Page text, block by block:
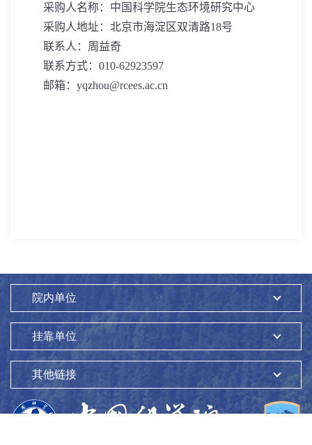
采购人名称：中国科学院生态环境研究中心
采购人地址：北京市海淀区双清路18号
联系人：周益奇
联系方式： 010-62923597
邮箱： yqzhou@rcees.ac.cn
院内单位
挂靠单位
其他链接